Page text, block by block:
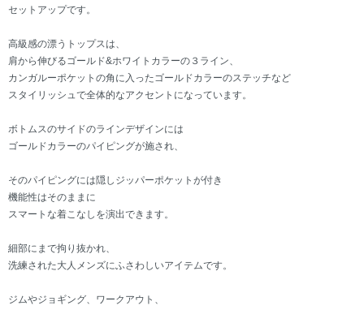
セットアップです。
高級感の漂うトップスは、
肩から伸びるゴールド&ホワイトカラーの３ライン、
カンガルーポケットの角に入ったゴールドカラーのステッチなど
スタイリッシュで全体的なアクセントになっています。
ボトムスのサイドのラインデザインには
ゴールドカラーのパイピングが施され、
そのパイピングには隠しジッパーポケットが付き
機能性はそのままに
スマートな着こなしを演出できます。
細部にまで拘り抜かれ、
洗練された大人メンズにふさわしいアイテムです。
ジムやジョギング、ワークアウト、